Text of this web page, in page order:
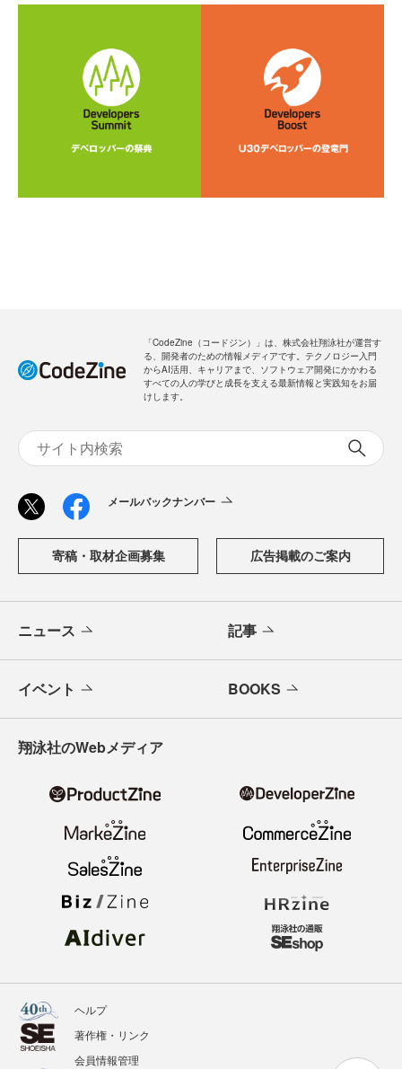
「CodeZine（コードジン）」は、株式会社翔泳社が運営す
る、開発者のための情報メディアです。テクノロジー入門
からAI活用、キャリアまで、ソフトウェア開発にかかわる
すべての人の学びと成長を支える最新情報と実践知をお届
けします。
メールバックナンバー
寄稿・取材企画募集 広告掲載のご案内
ニュース 記事
イベント BOOKS
翔泳社のWebメディア
ヘルプ
著作権・リンク
会員情報管理